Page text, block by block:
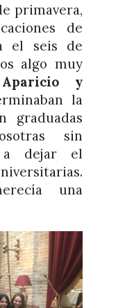
primavera,
de
el seis de
algo muy
y
la
graduadas
sin
a dejar el
una